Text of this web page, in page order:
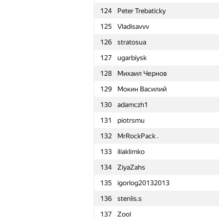
124
Peter Trebaticky
125
Vladisavvv
126
stratosua
127
ugarbiysk
128
Михаил Чернов
129
Мокин Василий
130
adamczh1
131
piotrsmu
132
MrRockPack .
133
iliaklimko
134
ZiyaZahs
135
igorlog20132013
136
stenlis.s
137
Zool
101 Валера Камеко
102
Виталий Ковтун
103
Александр Косыгин
104
reiva5
105
orapandrey
106
aangairbender
107
neeleshsinha
108
Kuo Pei-Li
109
cool.super-kulik
110
VisualMaf
111
dk@lyceum.yaconnect.com
112
harhro94
113
vpike
114
andrew.mischenko8